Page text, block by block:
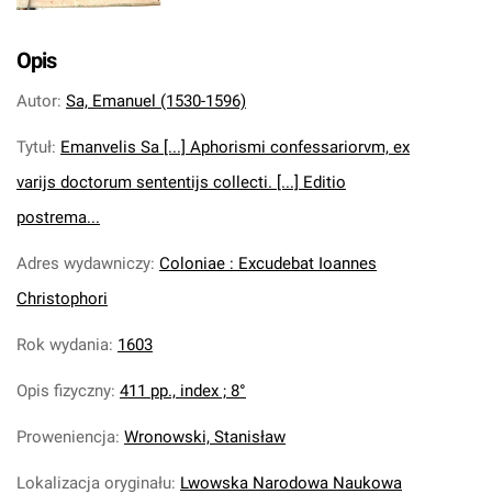
Opis
Autor: Sa, Emanuel (1530-1596)
Tytuł: Emanvelis Sa [...] Aphorismi confessariorvm, ex
varijs doctorum sententijs collecti. [...] Editio
postrema...
Adres wydawniczy: Coloniae : Excudebat Ioannes
Christophori
Rok wydania: 1603
Opis fizyczny: 411 pp., index ; 8°
Proweniencja: Wronowski, Stanisław
Lokalizacja oryginału: Lwowska Narodowa Naukowa